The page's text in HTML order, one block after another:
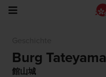
Burg Tateyama
館山城